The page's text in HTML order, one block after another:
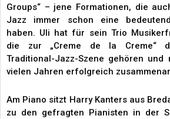
Groups“ – jene Formationen, die
Jazz immer schon eine
haben. Uli hat für sein Trio
die zur „Creme de la Creme“
Traditional-Jazz-Szene gehören
vielen Jahren erfolgreich
Am Piano sitzt Harry Kanters aus
zu den gefragten Pianisten in der